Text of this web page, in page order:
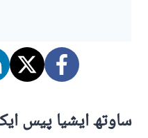
ساوتھ ایشیا پیس